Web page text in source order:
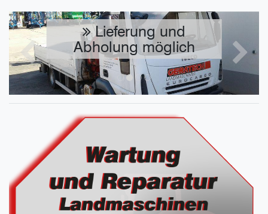
Lieferung und
Abholung möglich
Zurück